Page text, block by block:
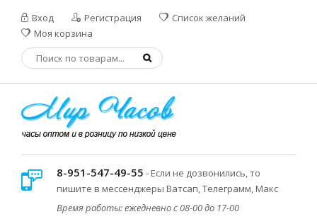
Вход Регистрация
Список желаний
Моя корзина
8-951-547-49-55 - Если не дозвонились, то
пишите в мессенджеры Ватсап, Телеграмм, Макс
Время работы: ежедневно с 08-00 до 17-00